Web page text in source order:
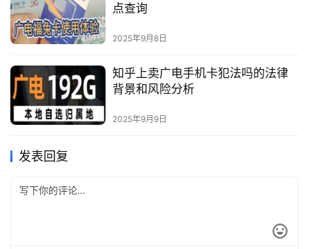
点查询
2025年9月8日
知乎上卖广电手机卡犯法吗的法律
背景和风险分析
2025年9月9日
发表回复